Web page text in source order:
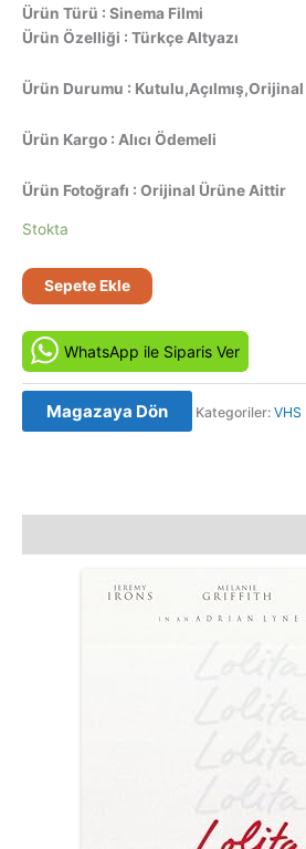
Ürün Türü : Sinema Filmi
Ürün Özelliği : Türkçe Altyazı
Ürün Durumu :
Ürün Kargo : Alıcı Ödemeli
Ürün Fotoğrafı : Orijinal Ürüne Aittir
Stokta
Lolita
(1997)
Orjinal
Vhs
Kaset
Film
adet
Sepete Ekle
WhatsApp ile Siparis Ver
Magazaya Dön Kategoriler: VHS